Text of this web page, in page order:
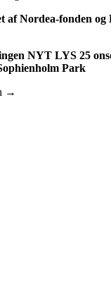
af Nordea-fonden
NYT LYS 25
Park
→